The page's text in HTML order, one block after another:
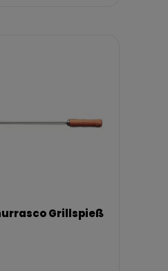
Grillspieß